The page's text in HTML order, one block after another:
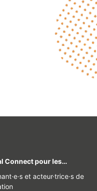
Connect pour les…
et acteur·trice·s de